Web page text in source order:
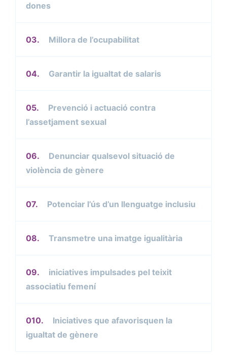
dones
03. Millora de l’ocupabilitat
04. Garantir la igualtat de salaris
05.
Prevenció i actuació contra
l’assetjament sexual
06.
Denunciar qualsevol situació de
violència de gènere
07. Potenciar l’ús d’un llenguatge inclusiu
08. Transmetre una imatge igualitària
09.
iniciatives impulsades pel teixit
associatiu femení
010.
Iniciatives que afavorisquen la
igualtat de gènere